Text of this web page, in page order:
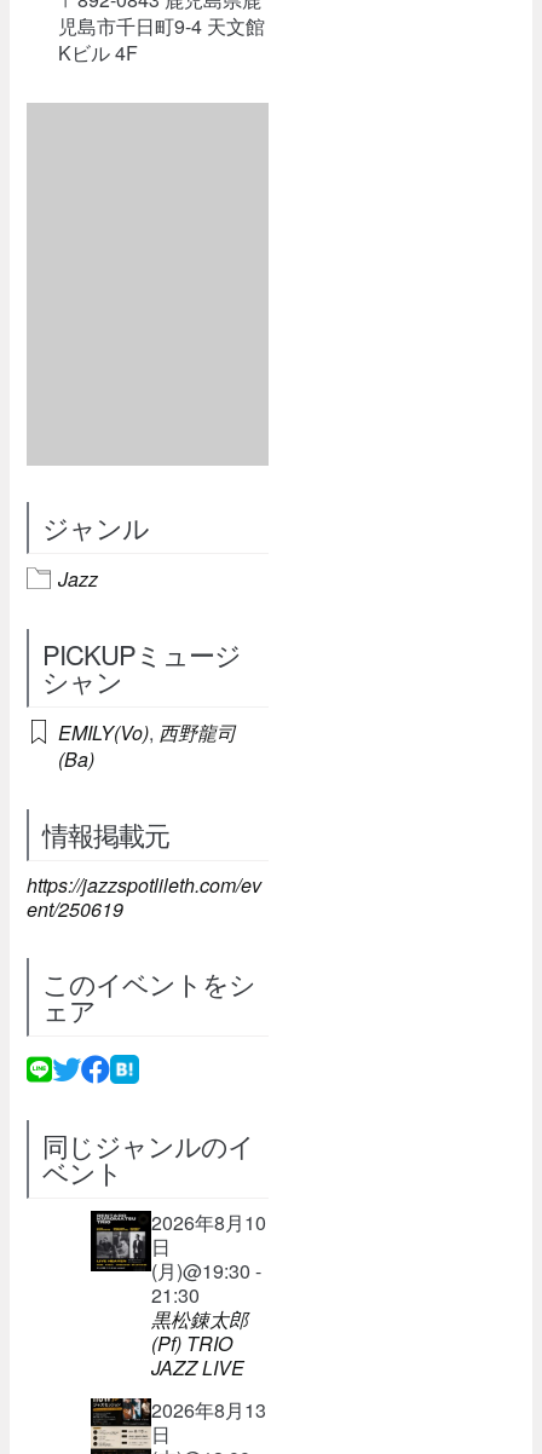
児島市千日町9-4 天文館
Kビル 4F
ジャンル
Jazz
PICKUPミュージ
シャン
EMILY(Vo), 西野龍司
(Ba)
情報掲載元
https://jazzspotlileth.com/ev
ent/250619
このイベントをシ
ェア
同じジャンルのイ
ベント
2026年8月10
日
(月)@19:30 -
21:30
黒松錬太郎
(Pf) TRIO
JAZZ LIVE
2026年8月13
日